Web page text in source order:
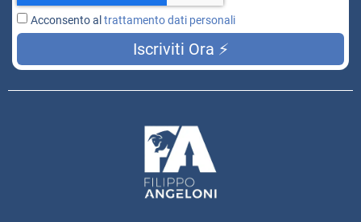
Acconsento al trattamento dati personali
Iscriviti Ora ⚡